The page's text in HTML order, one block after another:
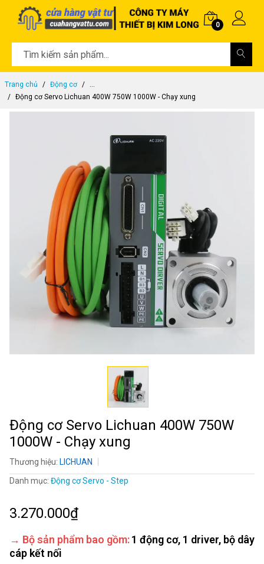
0
Trang chủ Động cơ
...
Động cơ Servo Lichuan 400W 750W 1000W - Chạy xung
Động cơ Servo Lichuan 400W 750W
1000W - Chạy xung
Thương hiệu: LICHUAN
Danh mục: Động cơ Servo - Step
3.270.000₫
→ Bộ sản phẩm bao gồm:1 động cơ, 1 driver, bộ dây
cáp kết nối